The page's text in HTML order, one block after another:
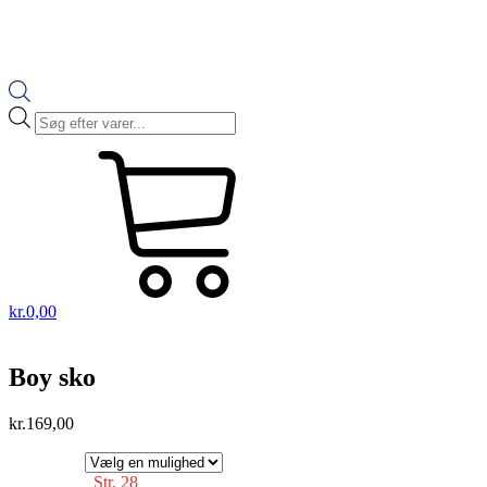
Products
search
kr.0,00
Boy sko
kr.169,00
Str. 28